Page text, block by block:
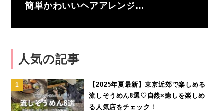
簡単かわいいヘアアレンジ…
人気の記事
【2025年夏最新】東京近郊で楽しめる
流しそうめん8選♡自然×癒しを楽しめ
る人気店をチェック！